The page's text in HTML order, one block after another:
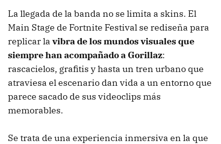
La llegada de la banda no se limita a skins. El
Main Stage de Fortnite Festival se rediseña para
replicar la vibra de los mundos visuales que
siempre han acompañado a Gorillaz:
rascacielos, grafitis y hasta un tren urbano que
atraviesa el escenario dan vida a un entorno que
parece sacado de sus videoclips más
memorables.
Se trata de una experiencia inmersiva en la que